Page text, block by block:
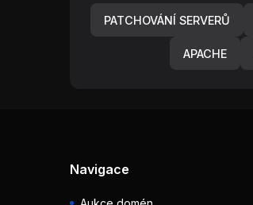
PATCHOVÁNÍ SERVERŮ
APACHE
Navigace